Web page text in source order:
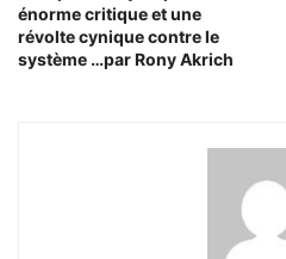
énorme critique et une
révolte cynique contre le
système …par Rony Akrich